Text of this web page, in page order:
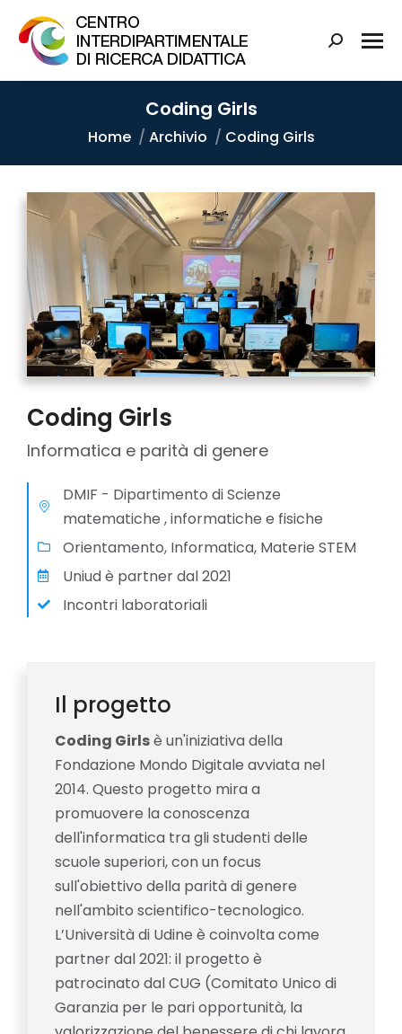
Coding Girls
Tu sei qui:
Home Archivio Coding Girls
Coding Girls
Informatica e parità di genere
DMIF - Dipartimento di Scienze
matematiche , informatiche e fisiche
Orientamento, Informatica, Materie STEM
Uniud è partner dal 2021
Incontri laboratoriali
Il progetto
Coding Girlsè un'iniziativa della
Fondazione Mondo Digitale avviata nel
2014. Questo progetto mira a
promuovere la conoscenza
dell'informatica tra gli studenti delle
scuole superiori, con un focus
sull'obiettivo della parità di genere
nell'ambito scientifico-tecnologico.
L’Università di Udine è coinvolta come
partner dal 2021: il progetto è
patrocinato dal CUG (Comitato Unico di
Garanzia per le pari opportunità, la